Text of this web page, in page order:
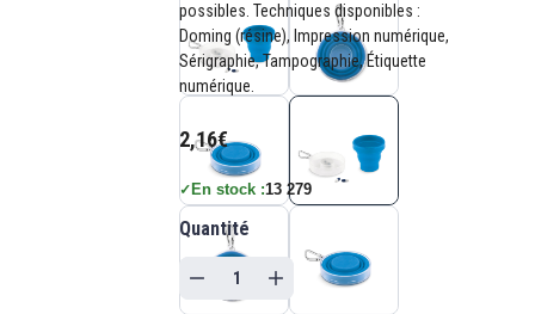
possibles. Techniques disponibles :
Doming (résine), Impression numérique,
Sérigraphie, Tampographie, Étiquette
numérique.
2,16€
✓ En stock :13 279
Quantité